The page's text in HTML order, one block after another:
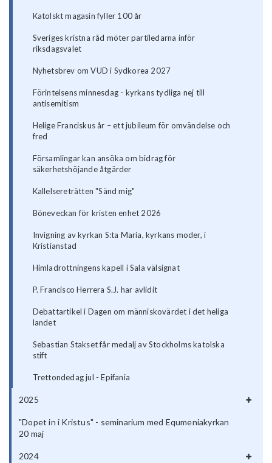
Katolskt magasin fyller 100 år
Sveriges kristna råd möter partiledarna inför
riksdagsvalet
Nyhetsbrev om VUD i Sydkorea 2027
Förintelsens minnesdag - kyrkans tydliga nej till
antisemitism
Helige Franciskus år – ett jubileum för omvändelse och
fred
Församlingar kan ansöka om bidrag för
säkerhetshöjande åtgärder
Kallelsereträtten "Sänd mig"
Böneveckan för kristen enhet 2026
Invigning av kyrkan S:ta Maria, kyrkans moder, i
Kristianstad
Himladrottningens kapell i Sala välsignat
P. Francisco Herrera S.J. har avlidit
Debattartikel i Dagen om människovärdet i det heliga
landet
Sebastian Stakset får medalj av Stockholms katolska
stift
Trettondedag jul - Epifania
2025
"Dopet in i Kristus" - seminarium med Equmeniakyrkan
20 maj
2024